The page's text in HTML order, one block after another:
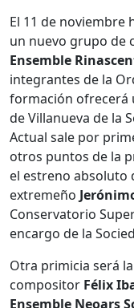
El 11 de noviembre
un nuevo grupo de
Ensemble
integrantes de la
formación ofrecerá
de Villanueva de la
Actual sale por
otros puntos de la
el estreno absoluto
extremeño
Conservatorio
encargo de la
Otra primicia será
compositor Félix
Ensemble Neoars